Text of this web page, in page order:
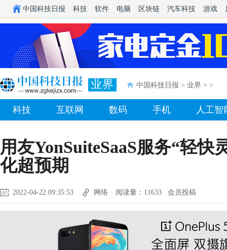
中国科技日报 科技 软件 电脑 区块链 汽车科技 游戏
业界 中国科技日报 > 业界 > >
科技 互联网 数码 手机 人工智
用友YonSuiteSaaS服务“轻快
化超预期
2022-04-22 09:35:53 网络 阅读量：11633 会员投稿